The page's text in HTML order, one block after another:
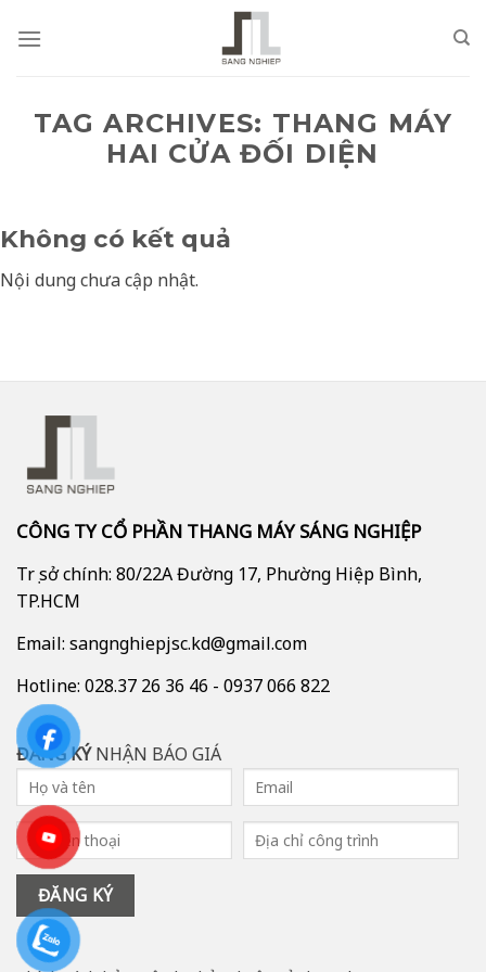
TAG ARCHIVES: THANG MÁY
HAI CỬA ĐỐI DIỆN
Không có kết quả
Nội dung chưa cập nhật.
CÔNG TY CỔ PHẦN THANG MÁY SÁNG NGHIỆP
Trụ sở chính: 80/22A Đường 17, Phường Hiệp Bình,
TP.HCM
Email: sangnghiepjsc.kd@gmail.com
Hotline: 028.37 26 36 46 - 0937 066 822
ĐĂNG KÝNHẬN BÁO GIÁ